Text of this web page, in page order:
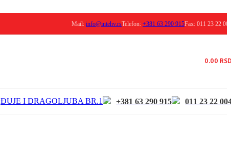
Mail: info@intehv.rsTelefon: +381 63 290 915Fax: 011 23 22
0.00
ĐUJE I DRAGOLJUBA BR.1 +381 63 290 915
011 23 22